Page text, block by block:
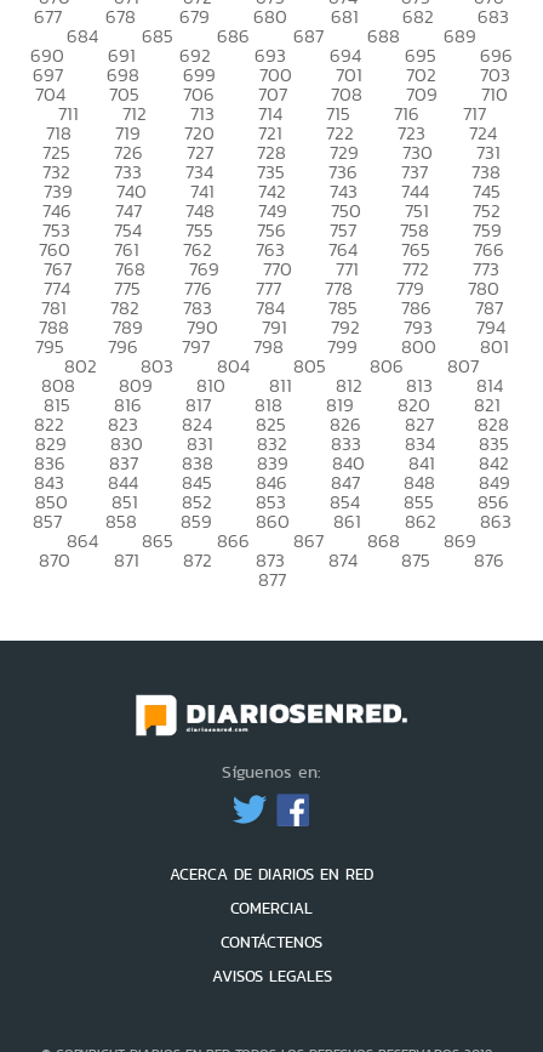
677 678 679 680 681 682 683
684 685 686 687 688 689
690 691 692 693 694 695 696
697 698 699 700 701 702 703
704 705 706 707 708 709 710
711 712 713 714 715 716 717
718 719 720 721 722 723 724
725 726 727 728 729 730 731
732 733 734 735 736 737 738
739 740 741 742 743 744 745
746 747 748 749 750 751 752
753 754 755 756 757 758 759
760 761 762 763 764 765 766
767 768 769 770 771 772 773
774 775 776 777 778 779 780
781 782 783 784 785 786 787
788 789 790 791 792 793 794
795 796 797 798 799 800 801
802 803 804 805 806 807
808 809 810 811 812 813 814
815 816 817 818 819 820 821
822 823 824 825 826 827 828
829 830 831 832 833 834 835
836 837 838 839 840 841 842
843 844 845 846 847 848 849
850 851 852 853 854 855 856
857 858 859 860 861 862 863
864 865 866 867 868 869
870 871 872 873 874 875 876
877
Síguenos en:
ACERCA DE DIARIOS EN RED
COMERCIAL
CONTÁCTENOS
AVISOS LEGALES